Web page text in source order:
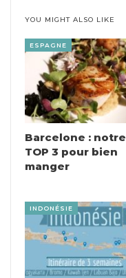
YOU MIGHT ALSO LIKE
ESPAGNE
Barcelone : notre
TOP 3 pour bien
manger
INDONÉSIE